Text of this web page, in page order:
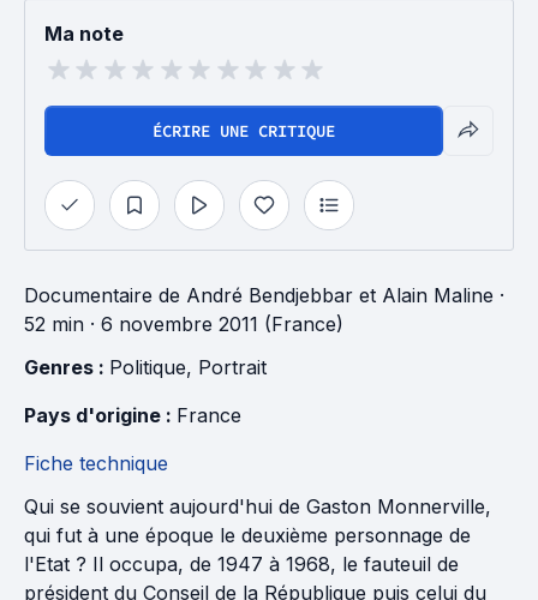
Ma note
ÉCRIRE UNE CRITIQUE
Documentaire de André Bendjebbar et Alain Maline ·
52 min · 6 novembre 2011 (France)
Genres : Politique, Portrait
Pays d'origine : France
Fiche technique
Qui se souvient aujourd'hui de Gaston Monnerville,
qui fut à une époque le deuxième personnage de
l'Etat ? Il occupa, de 1947 à 1968, le fauteuil de
président du Conseil de la République puis celui du